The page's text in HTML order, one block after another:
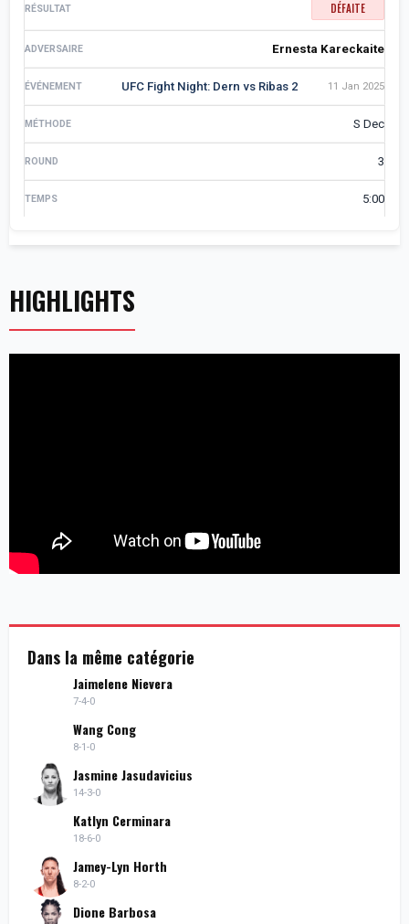
DÉFAITE
Ernesta Kareckaite
UFC Fight Night: Dern vs Ribas 2 11 Jan 2025
S Dec
3
5:00
HIGHLIGHTS
Dans la même catégorie
Jaimelene Nievera
7-4-0
Wang Cong
8-1-0
Jasmine Jasudavicius
14-3-0
Katlyn Cerminara
18-6-0
Jamey-Lyn Horth
8-2-0
Dione Barbosa